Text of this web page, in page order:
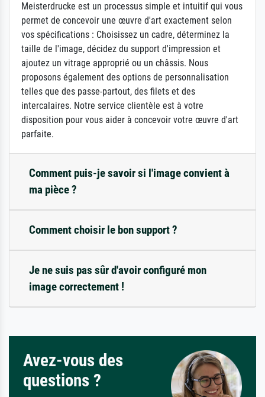
Meisterdrucke est un processus simple et intuitif qui vous
permet de concevoir une œuvre d'art exactement selon
vos spécifications : Choisissez un cadre, déterminez la
taille de l'image, décidez du support d'impression et
ajoutez un vitrage approprié ou un châssis. Nous
proposons également des options de personnalisation
telles que des passe-partout, des filets et des
intercalaires. Notre service clientèle est à votre
disposition pour vous aider à concevoir votre œuvre d'art
parfaite.
Comment puis-je savoir si l'image convient à
ma pièce ?
Comment choisir le bon support ?
Je ne suis pas sûr d'avoir configuré mon
image correctement !
Avez-vous des
questions ?